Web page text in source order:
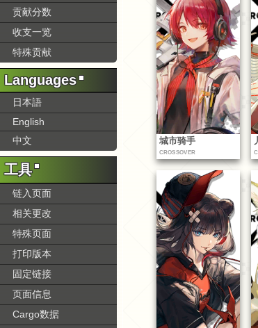
城市骑手
CROSSOVER
贡献分数
收支一览
特殊贡献
Languages
日本語
English
中文
工具
链入页面
相关更改
特殊页面
打印版本
固定链接
页面信息
Cargo数据